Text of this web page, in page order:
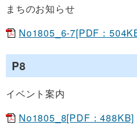
まちのお知らせ
No1805_6-7[PDF：
P8
イベント案内
No1805_8[PDF：488KB]